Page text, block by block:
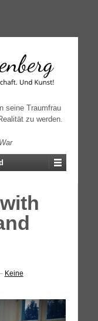
seine Traumfrau
zu werden.
Keine